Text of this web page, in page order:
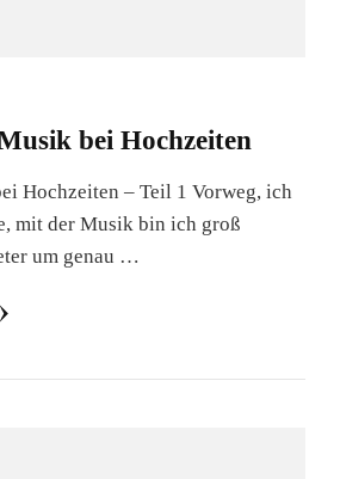
bei Hochzeiten
Hochzeiten – Teil 1 Vorweg, ich
mit der Musik bin ich groß
um genau …